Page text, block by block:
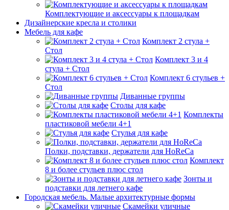
Комплектующие и аксессуары к площадкам
Дизайнерские кресла и столики
Мебель для кафе
Комплект 2 стула +
Стол
Комплект 3 и 4
стула + Стол
Комплект 6 стульев +
Стол
Диванные группы
Столы для кафе
Комплекты
пластиковой мебели 4+1
Стулья для кафе
Полки, подставки, держатели для HoReCa
Комплект
8 и более стульев плюс стол
Зонты и
подставки для летнего кафе
Городская мебель. Малые архитектурные формы
Скамейки уличные